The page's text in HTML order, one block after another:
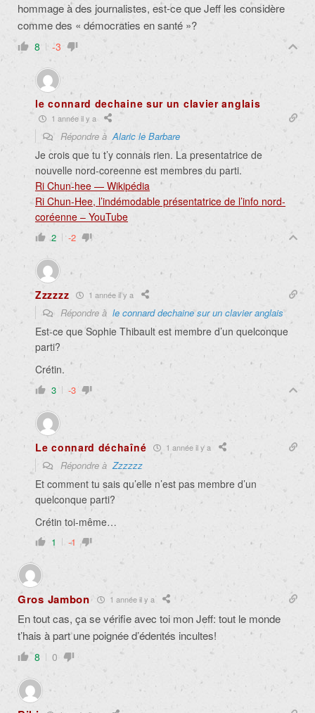
hommage à des journalistes, est-ce que Jeff les considère
comme des « démocraties en santé »?
8 -3
le connard dechaine sur un clavier anglais
1 année il y a
Répondre àAlaric le Barbare
Je crois que tu t’y connais rien. La presentatrice de
nouvelle nord-coreenne est membres du parti.
Ri Chun-hee — Wikipédia
Ri Chun-Hee, l’indémodable présentatrice de l’info nord-
coréenne – YouTube
2 -2
Zzzzzz 1 année il y a
Répondre à le connard dechaine sur un clavier anglais
Est-ce que Sophie Thibault est membre d’un quelconque
parti?
Crétin.
3 -3
Le connard déchaîné 1 année il y a
Répondre àZzzzzz
Et comment tu sais qu’elle n’est pas membre d’un
quelconque parti?
Crétin toi-même…
1 -1
Gros Jambon 1 année il y a
En tout cas, ça se vérifie avec toi mon Jeff: tout le monde
t’hais à part une poignée d’édentés incultes!
8 0